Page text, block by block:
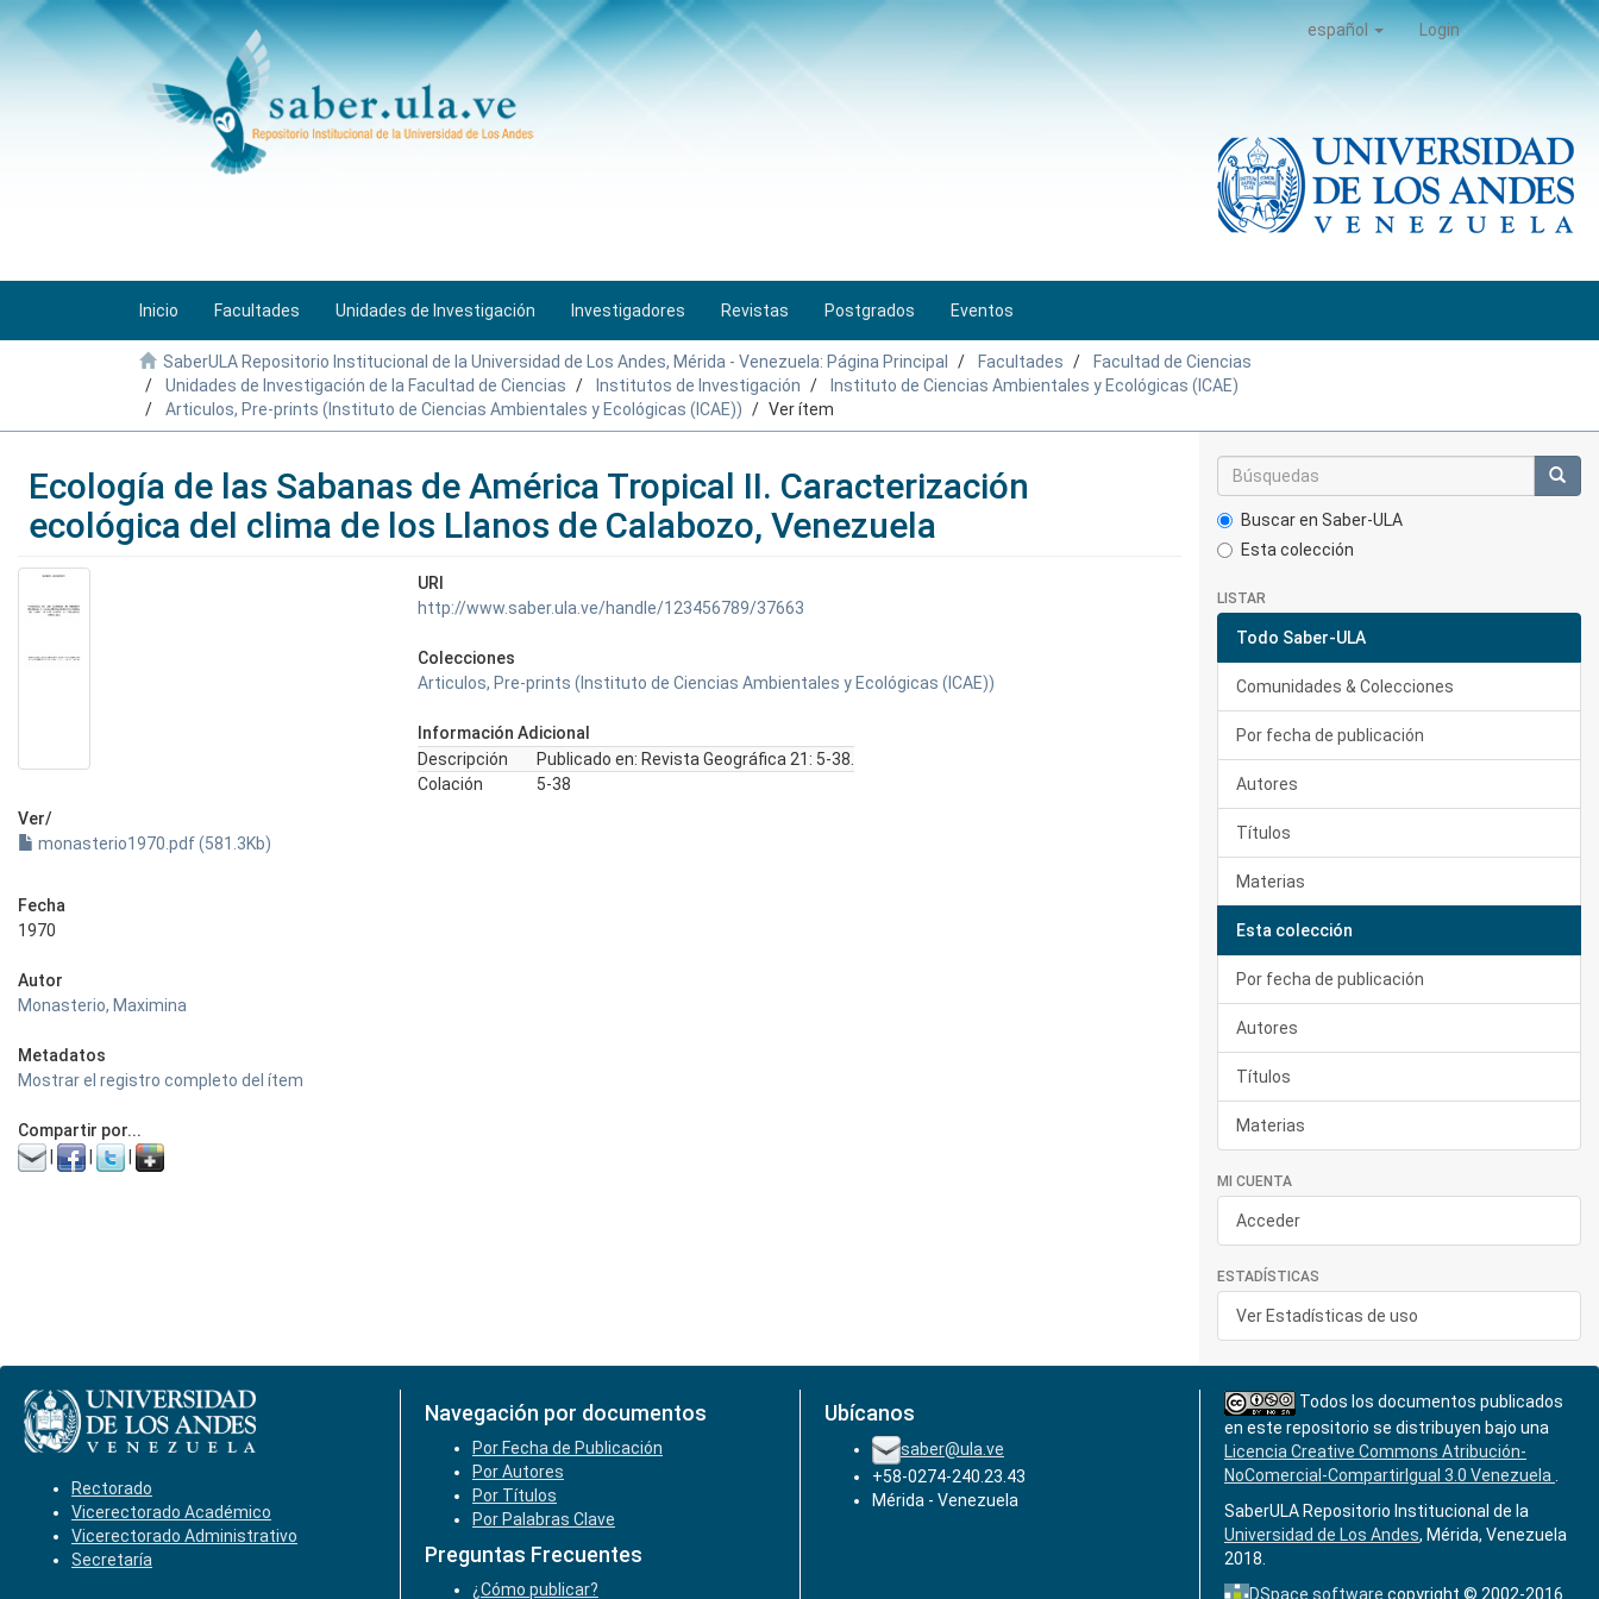
español Login
Inicio Facultades Unidades de Investigación Investigadores Revistas Postgrados Eventos
SaberULA Repositorio Institucional de la Universidad de Los Andes, Mérida - Venezuela: Página Principal Facultades
Facultad de Ciencias
Unidades de Investigación de la Facultad de Ciencias
Institutos de Investigación
Instituto de Ciencias Ambientales y Ecológicas (ICAE)
Articulos, Pre-prints (Instituto de Ciencias Ambientales y Ecológicas (ICAE))
Ver ítem
Ecología de las Sabanas de América Tropical II. Caracterización
ecológica del clima de los Llanos de Calabozo, Venezuela
Ver/
monasterio1970.pdf (581.3Kb)
Fecha
1970
Autor
Monasterio, Maximina
Metadatos
Mostrar el registro completo del ítem
Compartir por...
URI
http://www.saber.ula.ve/handle/123456789/37663
Colecciones
Articulos, Pre-prints (Instituto de Ciencias Ambientales y Ecológicas (ICAE))
Información Adicional
Descripción
Publicado en: Revista Geográfica 21: 5-38.
Colación
5-38
Buscar en Saber-ULA
Esta colección
LISTAR
Todo Saber-ULA
Comunidades & Colecciones
Por fecha de publicación
Autores
Títulos
Materias
Esta colección
Por fecha de publicación
Autores
Títulos
Materias
MI CUENTA
Acceder
ESTADÍSTICAS
Ver Estadísticas de uso
Rectorado
Vicerectorado Académico
Vicerectorado Administrativo
Secretaría
Navegación por documentos
Por Fecha de Publicación
Por Autores
Por Títulos
Por Palabras Clave
Preguntas Frecuentes
¿Cómo publicar?
Ubícanos
saber@ula.ve
+58-0274-240.23.43
Mérida - Venezuela
Todos los documentos publicados
en este repositorio se distribuyen bajo una
Licencia Creative Commons Atribución-
NoComercial-CompartirIgual 3.0 Venezuela
SaberULA Repositorio Institucional de la
Universidad de Los Andes, Mérida, Venezuela
2018.
DSpace software copyright © 2002-2016